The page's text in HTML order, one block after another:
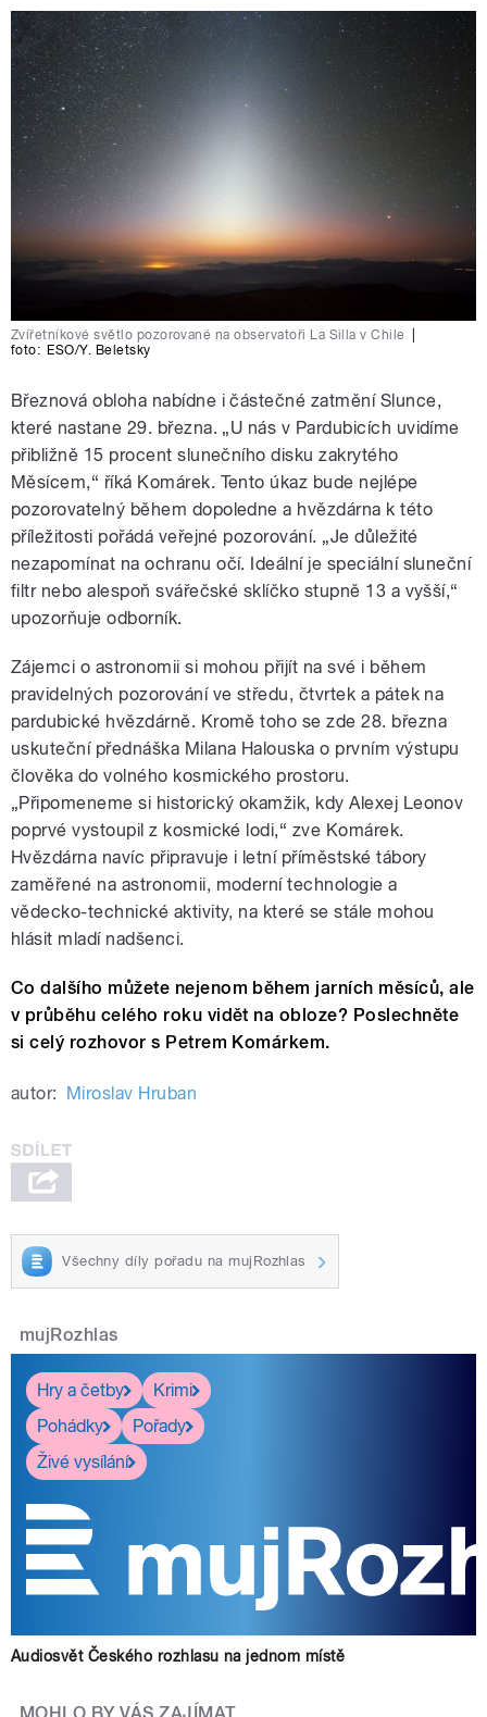
Zvířetníkové světlo pozorované na observatoři La Silla v Chile
foto: ESO/Y. Beletsky
Březnová obloha nabídne i částečné zatmění Slunce,
které nastane 29. března. „U nás v Pardubicích uvidíme
přibližně 15 procent slunečního disku zakrytého
Měsícem,“ říká Komárek. Tento úkaz bude nejlépe
pozorovatelný během dopoledne a hvězdárna k této
příležitosti pořádá veřejné pozorování. „Je důležité
nezapomínat na ochranu očí. Ideální je speciální sluneční
filtr nebo alespoň svářečské sklíčko stupně 13 a vyšší,“
upozorňuje odborník.
Zájemci o astronomii si mohou přijít na své i během
pravidelných pozorování ve středu, čtvrtek a pátek na
pardubické hvězdárně. Kromě toho se zde 28. března
uskuteční přednáška Milana Halouska o prvním výstupu
člověka do volného kosmického prostoru.
„Připomeneme si historický okamžik, kdy Alexej Leonov
poprvé vystoupil z kosmické lodi,“ zve Komárek.
Hvězdárna navíc připravuje i letní příměstské tábory
zaměřené na astronomii, moderní technologie a
vědecko-technické aktivity, na které se stále mohou
hlásit mladí nadšenci.
Co dalšího můžete nejenom během jarních měsíců, ale
v průběhu celého roku vidět na obloze? Poslechněte
si celý rozhovor s Petrem Komárkem.
autor: Miroslav Hruban
Všechny díly pořadu na mujRozhlas
mujRozhlas
Hry a četby
Krimi
Pohádky
Pořady
Živé vysílání
Audiosvět Českého rozhlasu na jednom místě